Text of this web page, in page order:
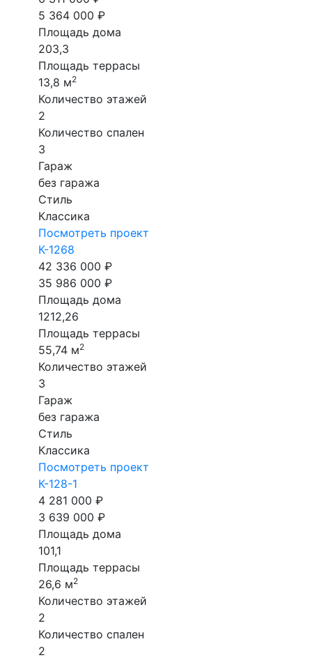
5 364 000 ₽
Площадь дома
203,3
Площадь террасы
13,8 м2
Количество этажей
2
Количество спален
3
Гараж
без гаража
Стиль
Классика
Посмотреть проект
К-1268
42 336 000 ₽
35 986 000 ₽
Площадь дома
1212,26
Площадь террасы
55,74 м2
Количество этажей
3
Гараж
без гаража
Стиль
Классика
Посмотреть проект
К-128-1
4 281 000 ₽
3 639 000 ₽
Площадь дома
101,1
Площадь террасы
26,6 м2
Количество этажей
2
Количество спален
2